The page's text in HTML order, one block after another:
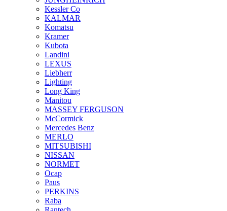
Kessler Co
KALMAR
Komatsu
Kramer
Kubota
Landini
LEXUS
Liebherr
Lighting
Long King
Manitou
MASSEY FERGUSON
McCormick
Mercedes Benz
MERLO
MITSUBISHI
NISSAN
NORMET
Ocap
Paus
PERKINS
Raba